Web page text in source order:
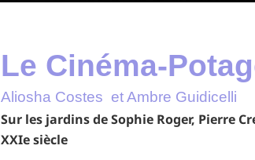
Le Cinéma-
Aliosha Costes et Ambre Guidicelli
Sur les jardins de Sophie Roger, Pierre
XXIe siècle